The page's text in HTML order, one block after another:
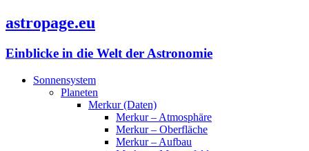
astropage.eu
Einblicke in die Welt der Astronomie
Sonnensystem
Planeten
Merkur (Daten)
Merkur – Atmosphäre
Merkur – Oberfläche
Merkur – Aufbau